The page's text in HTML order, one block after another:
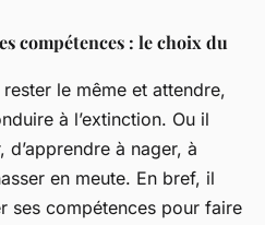
compétences : le choix du
le même et attendre,
à l’extinction. Ou il
d’apprendre à nager, à
en meute. En bref, il
ses compétences pour faire